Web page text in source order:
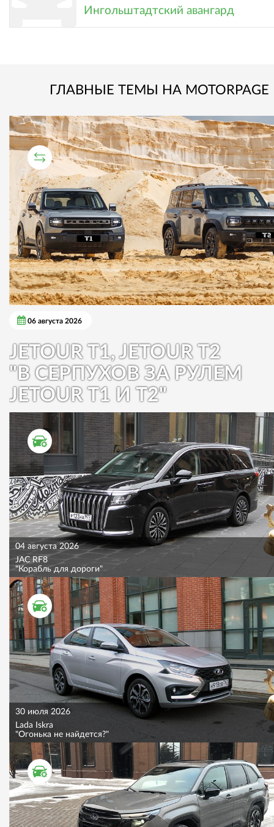
Ингольштадтский авангард
ГЛАВНЫЕ ТЕМЫ НА MOTORPAGE
СРАВНИТЕЛЬНЫЙ ТЕСТ
06 августа 2026
JETOUR T1, JETOUR T2
"В СЕРПУХОВ ЗА РУЛЕМ
JETOUR T1 И T2"
ТЕСТ ДРАЙВ
04 августа 2026
JAC RF8
"Корабль для дороги"
ТЕСТ ДРАЙВ
30 июля 2026
Lada Iskra
"Огонька не найдется?"
ТЕСТ ДРАЙВ